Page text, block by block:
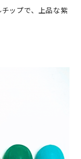
ップで、上品な紫